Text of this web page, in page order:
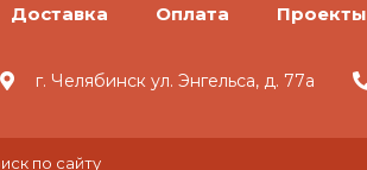
Доставка Оплата Проекты
г. Челябинск ул. Энгельса, д. 77а